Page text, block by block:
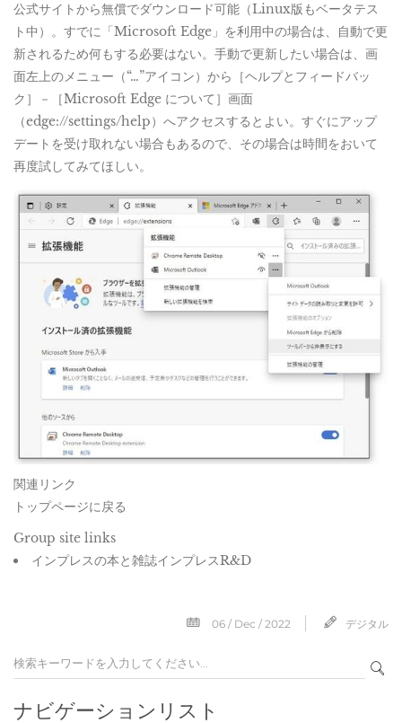
公式サイトから無償でダウンロード可能（Linux版もベータテス
ト中）。すでに「Microsoft Edge」を利用中の場合は、自動で更
新されるため何もする必要はない。手動で更新したい場合は、画
面左上のメニュー（“…”アイコン）から［ヘルプとフィードバッ
ク］－［Microsoft Edge について］画面
（edge://settings/help）へアクセスするとよい。すぐにアップ
デートを受け取れない場合もあるので、その場合は時間をおいて
再度試してみてほしい。
関連リンク
トップページに戻る
Group site links
インプレスの本と雑誌インプレスR&D
06 / Dec / 2022 デジタル
ナビゲーションリスト